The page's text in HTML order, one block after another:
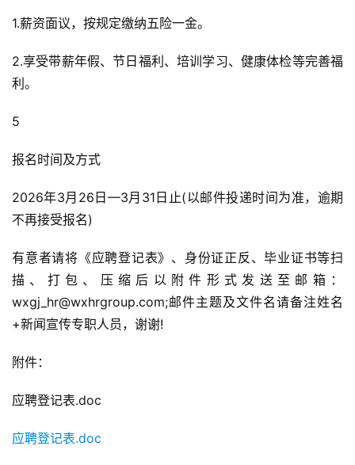
1.薪资面议，按规定缴纳五险一金。
2.享受带薪年假、节日福利、培训学习、健康体检等完善福
利。
5
报名时间及方式
2026年3月26日—3月31日止(以邮件投递时间为准，逾期
不再接受报名)
有意者请将《应聘登记表》、身份证正反、毕业证书等扫
描、打包、压缩后以附件形式发送至邮箱：
wxgj_hr@wxhrgroup.com;邮件主题及文件名请备注姓名
+新闻宣传专职人员，谢谢!
附件：
应聘登记表.doc
应聘登记表.doc